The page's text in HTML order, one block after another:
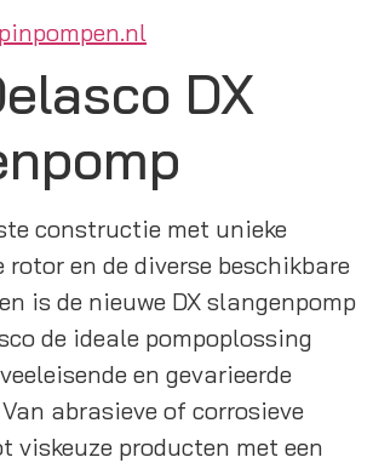
DX
constructie met unieke
en de diverse beschikbare
is de nieuwe DX slangenpomp
de ideale pompoplossing
en gevarieerde
abrasieve of corrosieve
viskeuze producten met een